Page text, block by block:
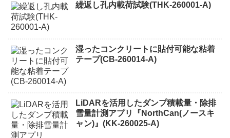
繰返し孔内載荷試験(THK-260001-A)
湿ったコンクリートに貼付可能な粘着
テープ(CB-260014-A)
LiDARを活用したダンプ積載量・除排
雪量計測アプリ『NorthCan(ノースキ
ャン)』(KK-260025-A)